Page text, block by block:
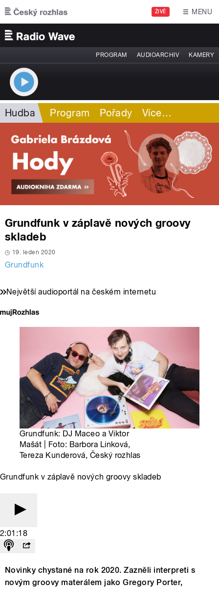
Přejít k hlavnímu obsahu
ŽIVĚ MENU
PROGRAM AUDIOARCHIV KAMERY
Hudba Program Pořady Více…
Grundfunk v záplavě nových groovy
skladeb
19. leden 2020
Grundfunk
Největší audioportál na českém internetu
Grundfunk: DJ Maceo a Viktor
Mašát | Foto: Barbora Linková,
Tereza Kunderová, Český rozhlas
Grundfunk v záplavě nových groovy skladeb
2:01:18
Novinky chystané na rok 2020. Zazněli interpreti s
novým groovy materálem jako Gregory Porter,